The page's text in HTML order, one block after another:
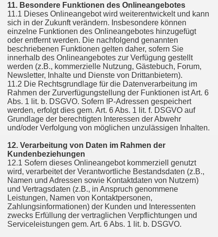
11. Besondere Funktionen des Onlineangebotes
11.1 Dieses Onlineangebot wird weiterentwickelt und kann
sich in der Zukunft verändern. Insbesondere können
einzelne Funktionen des Onlineangebotes hinzugefügt
oder entfernt werden. Die nachfolgend genannten
beschriebenen Funktionen gelten daher, sofern Sie
innerhalb des Onlineangebotes zur Verfügung gestellt
werden (z.B., kommerzielle Nutzung, Gästebuch, Forum,
Newsletter, Inhalte und Dienste von Drittanbietern).
11.2 Die Rechtsgrundlage für die Datenverarbeitung im
Rahmen der Zurverfügungstellung der Funktionen ist Art. 6
Abs. 1 lit. b. DSGVO. Sofern IP-Adressen gespeichert
werden, erfolgt dies gem. Art. 6 Abs. 1 lit. f. DSGVO auf
Grundlage der berechtigten Interessen der Abwehr
und/oder Verfolgung von möglichen unzulässigen Inhalten.
12. Verarbeitung von Daten im Rahmen der
Kundenbeziehungen
12.1 Sofern dieses Onlineangebot kommerziell genutzt
wird, verarbeitet der Verantwortliche Bestandsdaten (z.B.,
Namen und Adressen sowie Kontaktdaten von Nutzern)
und Vertragsdaten (z.B., in Anspruch genommene
Leistungen, Namen von Kontaktpersonen,
Zahlungsinformationen) der Kunden und Interessenten
zwecks Erfüllung der vertraglichen Verpflichtungen und
Serviceleistungen gem. Art. 6 Abs. 1 lit. b. DSGVO.